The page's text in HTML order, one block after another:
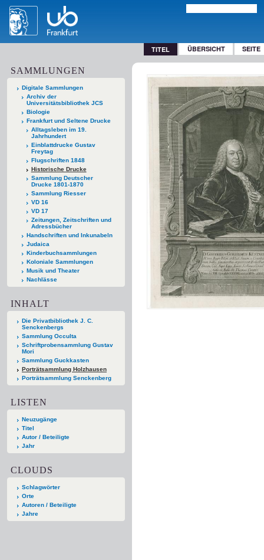
TITEL ÜBERSICHT SEITE
SAMMLUNGEN
Digitale Sammlungen
Archiv der
Universitätsbibliothek JCS
Biologie
Frankfurt und Seltene Drucke
Alltagsleben im 19.
Jahrhundert
Einblattdrucke Gustav
Freytag
Flugschriften 1848
Historische Drucke
Sammlung Deutscher
Drucke 1801-1870
Sammlung Riesser
VD 16
VD 17
Zeitungen, Zeitschriften und
Adressbücher
Handschriften und Inkunabeln
Judaica
Kinderbuchsammlungen
Koloniale Sammlungen
Musik und Theater
Nachlässe
INHALT
Die Privatbibliothek J. C.
Senckenbergs
Sammlung Occulta
Schriftprobensammlung Gustav
Mori
Sammlung Guckkasten
Porträtsammlung Holzhausen
Porträtsammlung Senckenberg
LISTEN
Neuzugänge
Titel
Autor / Beteiligte
Jahr
CLOUDS
Schlagwörter
Orte
Autoren / Beteiligte
Jahre